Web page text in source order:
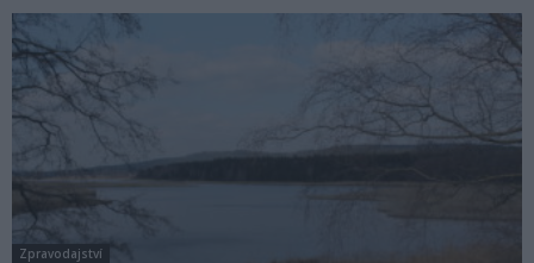
Zpravodajství